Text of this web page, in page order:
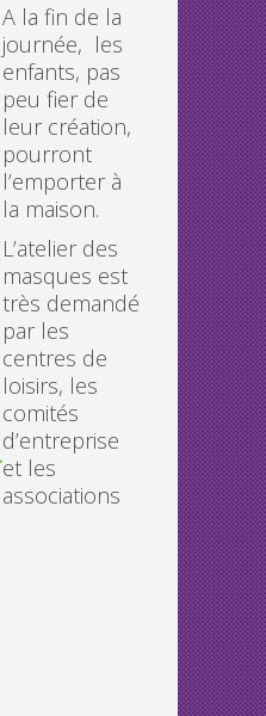
A la fin de la
journée, les
enfants, pas
peu fier de
leur création,
pourront
l’emporter à
la maison.
L’atelier des
masques est
très demandé
par les
centres de
loisirs, les
comités
d’entreprise
et les
associations